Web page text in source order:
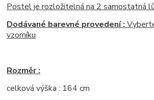
Postel je rozložitelná na 2 samostatná
Dodávané barevné provedení :
vzorníku
Rozměr :
celková výška : 164 cm